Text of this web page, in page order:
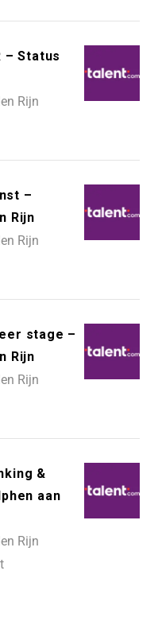
– Status
Rijn
–
Rijn
Rijn
stage –
Rijn
Rijn
&
aan
Rijn